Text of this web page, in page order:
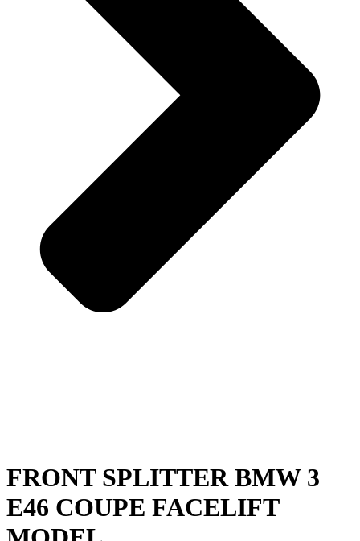
FRONT SPLITTER BMW 3
E46 COUPE FACELIFT